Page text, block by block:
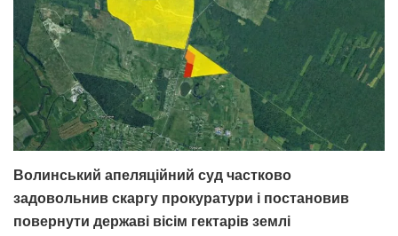
Волинський апеляційний суд частково
задовольнив скаргу прокуратури і постановив
повернути державі вісім гектарів землі